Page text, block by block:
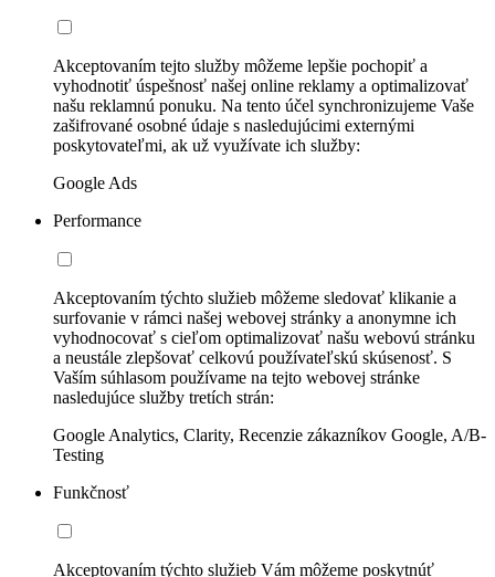
Akceptovaním tejto služby môžeme lepšie pochopiť a
vyhodnotiť úspešnosť našej online reklamy a optimalizovať
našu reklamnú ponuku. Na tento účel synchronizujeme Vaše
zašifrované osobné údaje s nasledujúcimi externými
poskytovateľmi, ak už využívate ich služby:
Google Ads
Performance
Akceptovaním týchto služieb môžeme sledovať klikanie a
surfovanie v rámci našej webovej stránky a anonymne ich
vyhodnocovať s cieľom optimalizovať našu webovú stránku
a neustále zlepšovať celkovú používateľskú skúsenosť. S
Vaším súhlasom používame na tejto webovej stránke
nasledujúce služby tretích strán:
Google Analytics, Clarity, Recenzie zákazníkov Google, A/B-
Testing
Funkčnosť
Akceptovaním týchto služieb Vám môžeme poskytnúť